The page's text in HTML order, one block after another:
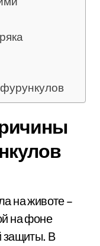
на животе –
на фоне
защиты. В